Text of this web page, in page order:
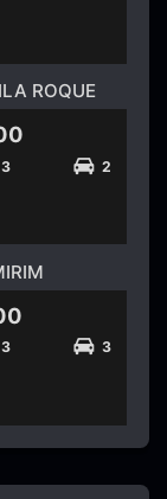
ROQUE
3 2
3 3